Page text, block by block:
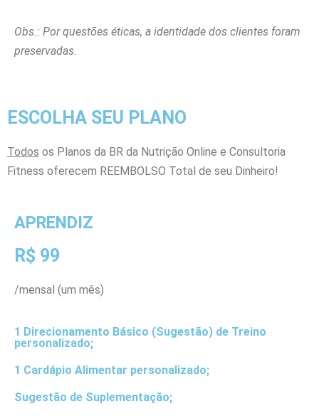
Obs.: Por questões éticas, a identidade dos clientes foram
preservadas.
ESCOLHA SEU PLANO
Todos os Planos da BR da Nutrição Online e Consultoria
Fitness oferecem REEMBOLSO Total de seu Dinheiro!
APRENDIZ
R$ 99
/mensal (um mês)
1 Direcionamento Básico (Sugestão) de Treino
personalizado;
1 Cardápio Alimentar personalizado;
Sugestão de Suplementação;